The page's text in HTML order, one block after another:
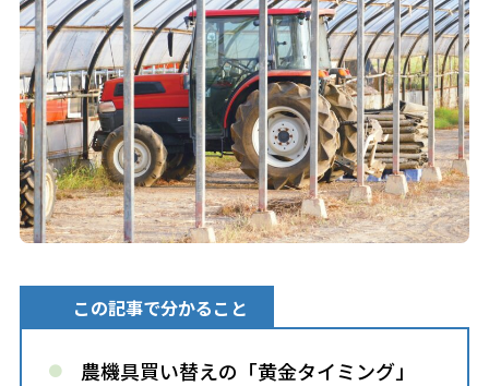
この記事で分かること
農機具買い替えの「黄金タイミング」